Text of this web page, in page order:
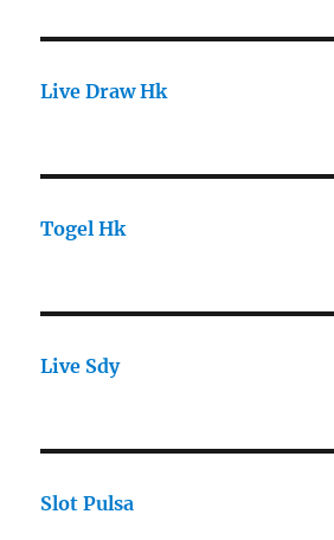
Live Draw Hk
Togel Hk
Live Sdy
Slot Pulsa